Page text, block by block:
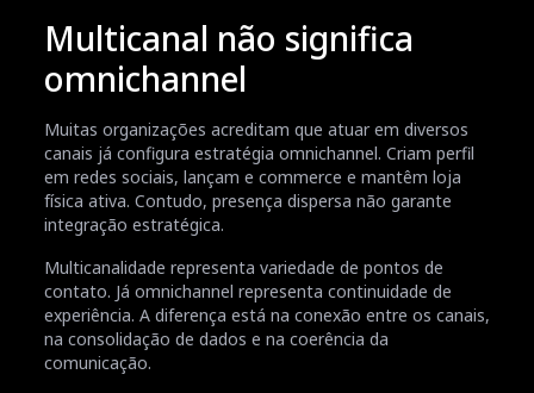
Multicanal não significa
omnichannel
Muitas organizações acreditam que atuar em diversos
canais já configura estratégia omnichannel. Criam perfil
em redes sociais, lançam e commerce e mantêm loja
física ativa. Contudo, presença dispersa não garante
integração estratégica.
Multicanalidade representa variedade de pontos de
contato. Já omnichannel representa continuidade de
experiência. A diferença está na conexão entre os canais,
na consolidação de dados e na coerência da
comunicação.